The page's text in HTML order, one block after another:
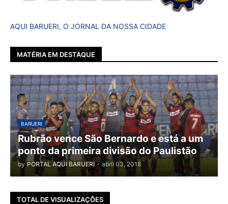
AQUI BARUERI, O JORNAL DA NOSSA CIDADE
MATÉRIA EM DESTAQUE
BARUERI
Rubrão vence São Bernardo e está a um
ponto da primeira divisão do Paulistão
by PORTAL AQUI BARUERI - abril 03, 2018
TOTAL DE VISUALIZAÇÕES